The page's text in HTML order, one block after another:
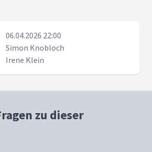
06.04.2026 22:00
Simon Knobloch
Irene Klein
zu dieser